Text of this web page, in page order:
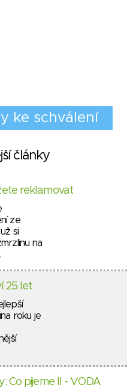
články
reklamovat
ze
si
na
25 let
roku je
Co pijeme II - VODA